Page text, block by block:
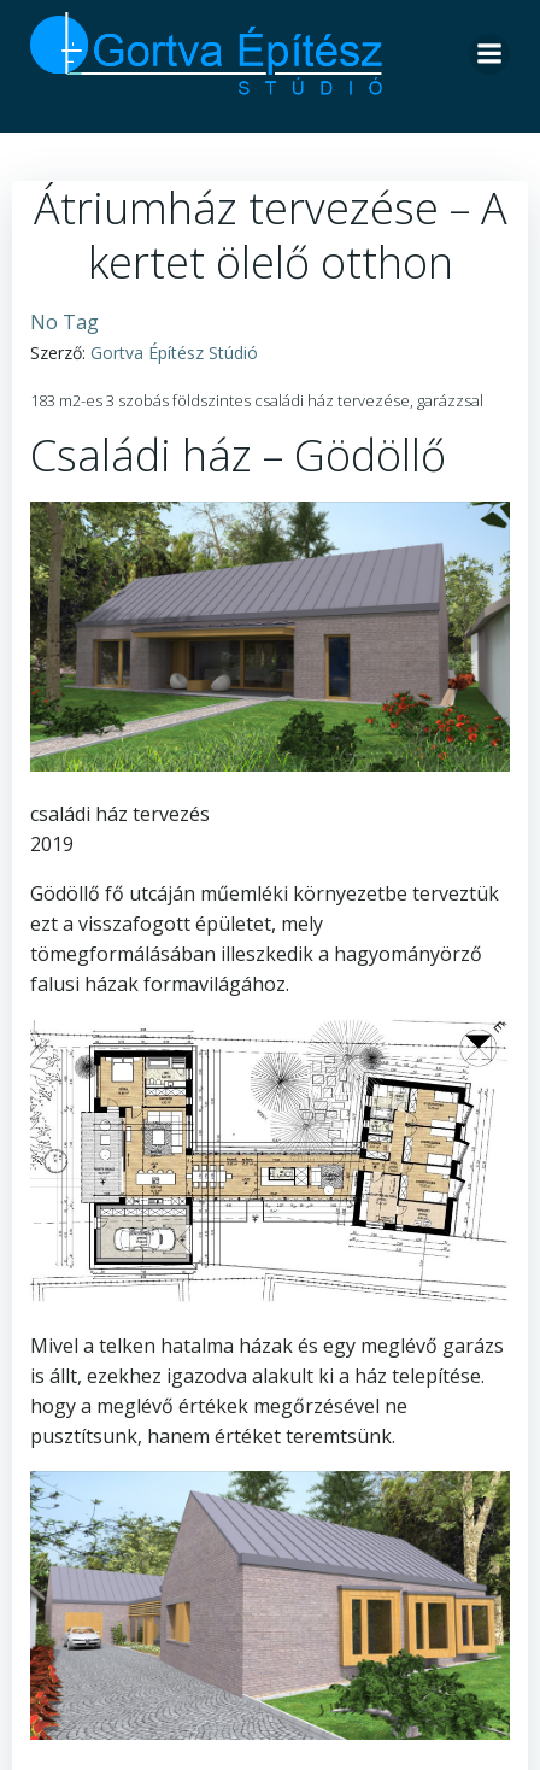
to
content
Átriumház tervezése – A
kertet ölelő otthon
No Tag
Szerző: Gortva Építész Stúdió
183 m2-es 3 szobás földszintes családi ház tervezése, garázzsal
Családi ház – Gödöllő
családi ház tervezés
2019
Gödöllő fő utcáján műemléki környezetbe terveztük
ezt a visszafogott épületet, mely
tömegformálásában illeszkedik a hagyományörző
falusi házak formavilágához.
Mivel a telken hatalma házak és egy meglévő garázs
is állt, ezekhez igazodva alakult ki a ház telepítése.
hogy a meglévő értékek megőrzésével ne
pusztítsunk, hanem értéket teremtsünk.